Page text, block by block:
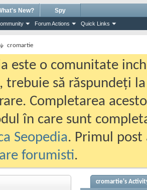
Forum Actions Quick Links
New? Spy
cromartie
este o comunitate
trebuie să răspundeți
Completarea
în care sunt
Seopedia. Primul
forumisti.
cromartie's